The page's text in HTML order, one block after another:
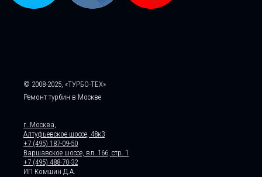
© 2008-2025, «ТУРБО-ТЕХ»
Ремонт турбин в Москве
г. Москва,
Алтуфьевское шоссе, 48к3
+7 (495) 187-09-50
Варшавское шоссе, вл. 166, стр. 1
+7 (495) 488-70-32
ИП Комшин Д.А.